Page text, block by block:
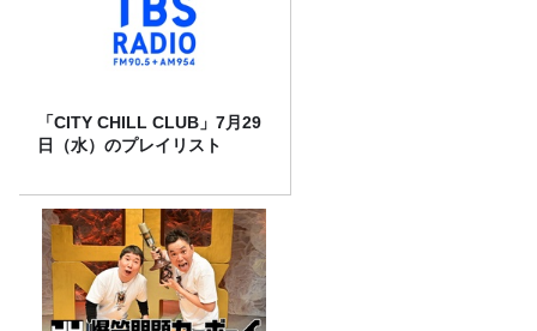
「CITY CHILL CLUB」7月29
日（水）のプレイリスト